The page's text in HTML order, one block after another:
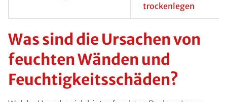
Feuchtigkeitsproble
me beseitigen
Feuchte Außenwand
Feuchtes Mauerwerk
nachhaltig
trockenlegen